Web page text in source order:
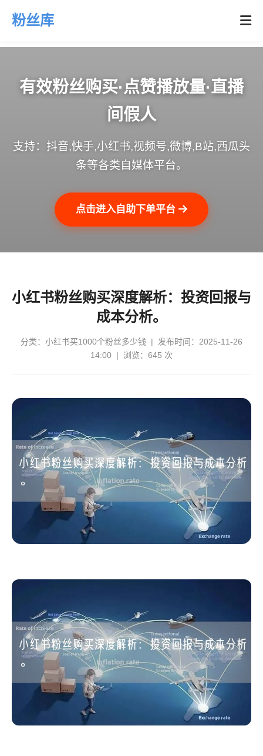
粉丝库
有效粉丝购买·点赞播放量·直播
间假人
支持：抖音,快手,小红书,视频号,微博,B站,西瓜头
条等各类自媒体平台。
点击进入自助下单平台
小红书粉丝购买深度解析：投资回报与
成本分析。
分类： 小红书买1000个粉丝多少钱 | 发布时间：2025-11-26
14:00 | 浏览：645 次